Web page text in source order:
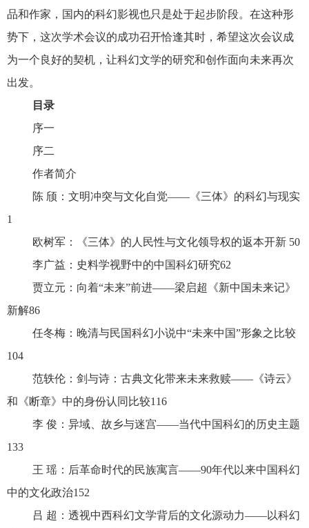
品和作家，国内的科幻影视也只是处于起步阶段。在这种形
势下，这次学术会议的成功召开恰逢其时，希望这次会议成
为一个良好的契机，让科幻文学的研究和创作面向未来再次
出发。
目录
序一
序二
作者简介
陈 颀：文明冲突与文化自觉——《三体》的科幻与现实
1
欧树军：《三体》的人民性与文化领导权的返本开新 50
李广益：史料学视野中的中国科幻研究62
贾立元：向着“未来”前进——梁启超《新中国未来记》
新解86
任冬梅：晚清与民国科幻小说中“未来中国”形象之比较
104
范轶伦：剑与诗：古典文化带来未来救赎——《诗云》
和《断章》中的身份认同比较116
李 俊：异域、故乡与迷宫——当代中国科幻的历史主题
133
王 瑶：后革命时代的民族寓言——90年代以来中国科幻
中的文化政治152
吕 超：透视中西科幻文学背后的文化源动力——以科幻